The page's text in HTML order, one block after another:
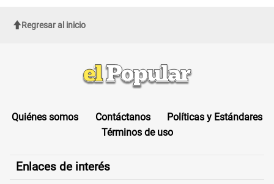
Regresar al inicio
Quiénes somos Contáctanos
Políticas y Estándares
Términos de uso
Enlaces de interés